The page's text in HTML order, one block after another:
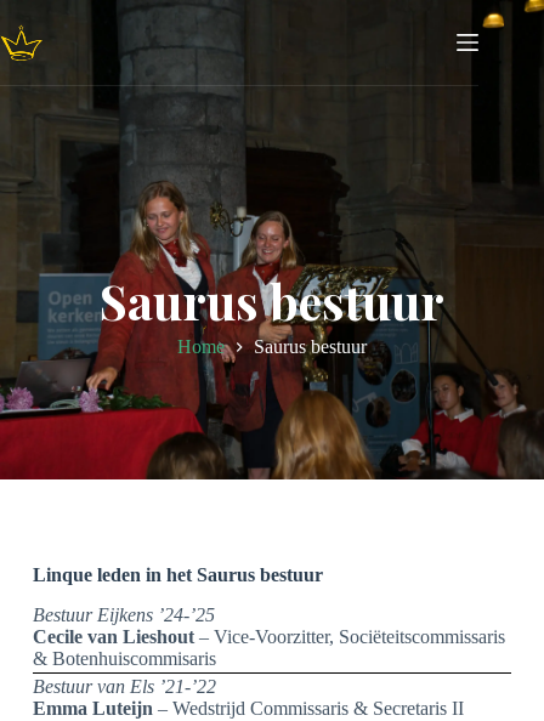
Saurus bestuur
Home Saurus bestuur
Linque leden in het Saurus bestuur
Bestuur Eijkens ’24-’25
Cecile van Lieshout – Vice-Voorzitter, Sociëteitscommissaris
& Botenhuiscommisaris
Bestuur van Els ’21-’22
Emma Luteijn – Wedstrijd Commissaris & Secretaris II